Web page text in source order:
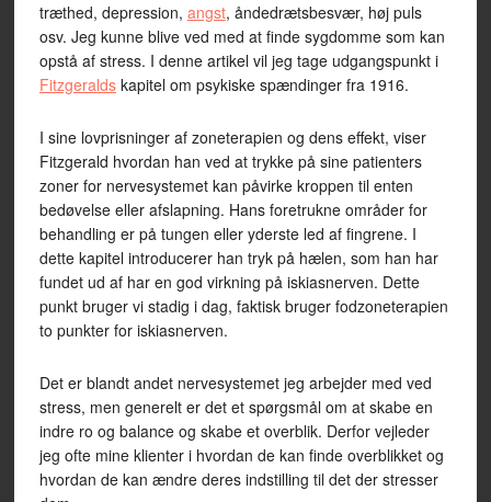
træthed, depression, angst, åndedrætsbesvær, høj puls
osv. Jeg kunne blive ved med at finde sygdomme som kan
opstå af stress. I denne artikel vil jeg tage udgangspunkt i
Fitzgeraldskapitel om psykiske spændinger fra 1916.
I sine lovprisninger af zoneterapien og dens effekt, viser
Fitzgerald hvordan han ved at trykke på sine patienters
zoner for nervesystemet kan påvirke kroppen til enten
bedøvelse eller afslapning. Hans foretrukne områder for
behandling er på tungen eller yderste led af fingrene. I
dette kapitel introducerer han tryk på hælen, som han har
fundet ud af har en god virkning på iskiasnerven. Dette
punkt bruger vi stadig i dag, faktisk bruger fodzoneterapien
to punkter for iskiasnerven.
Det er blandt andet nervesystemet jeg arbejder med ved
stress, men generelt er det et spørgsmål om at skabe en
indre ro og balance og skabe et overblik. Derfor vejleder
jeg ofte mine klienter i hvordan de kan finde overblikket og
hvordan de kan ændre deres indstilling til det der stresser